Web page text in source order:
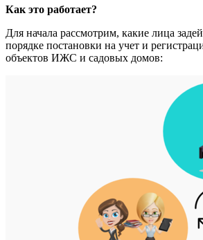
Как это работает?
Для начала рассмотрим, какие лица
порядке постановки на учет и
объектов ИЖС и садовых домов: